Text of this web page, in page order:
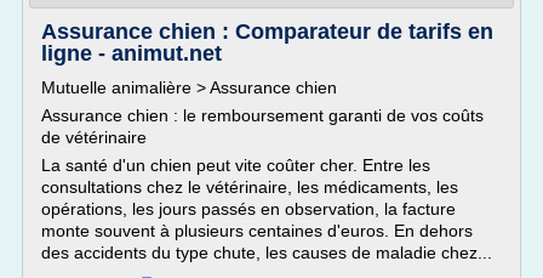
Assurance chien : Comparateur de tarifs en
ligne - animut.net
Mutuelle animalière > Assurance chien
Assurance chien : le remboursement garanti de vos coûts
de vétérinaire
La santé d'un chien peut vite coûter cher. Entre les
consultations chez le vétérinaire, les médicaments, les
opérations, les jours passés en observation, la facture
monte souvent à plusieurs centaines d'euros. En dehors
des accidents du type chute, les causes de maladie chez...